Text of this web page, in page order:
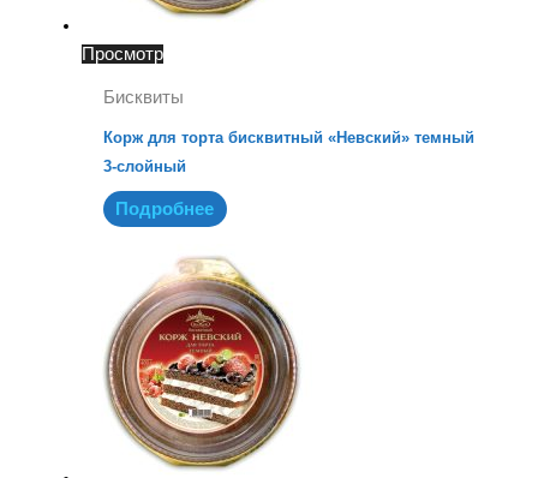
Просмотр
Бисквиты
Корж для торта бисквитный «Невский» темный
3-слойный
Подробнее